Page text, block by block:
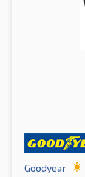
Goodyear